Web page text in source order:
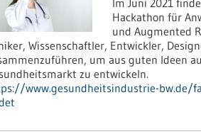
Im Juni 2021
Hackathon für
und Augmented
Wissenschaftler, Entwickler,
um aus guten Ideen
zu entwickeln.
www.gesundheitsindustrie-bw.de/